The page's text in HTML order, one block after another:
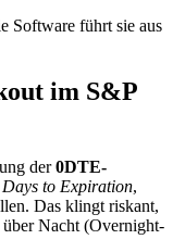
Software führt sie aus
im S&P
der0DTE-
to Expiration,
Das klingt riskant,
Nacht (Overnight-